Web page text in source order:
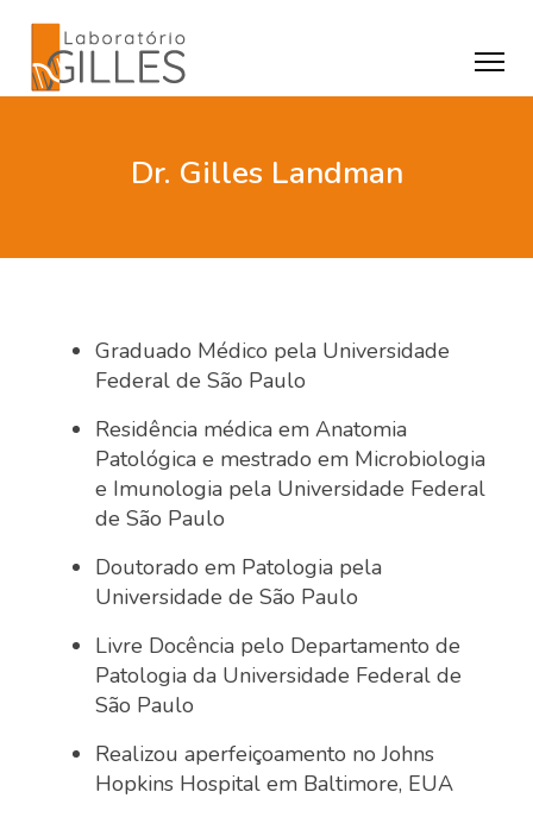
Dr. Gilles Landman
Graduado Médico pela Universidade
Federal de São Paulo
Residência médica em Anatomia
Patológica e mestrado em Microbiologia
e Imunologia pela Universidade Federal
de São Paulo
Doutorado em Patologia pela
Universidade de São Paulo
Livre Docência pelo Departamento de
Patologia da Universidade Federal de
São Paulo
Realizou aperfeiçoamento no Johns
Hopkins Hospital em Baltimore, EUA